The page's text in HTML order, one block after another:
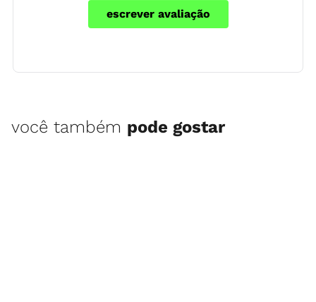
escrever avaliação
você também pode gostar